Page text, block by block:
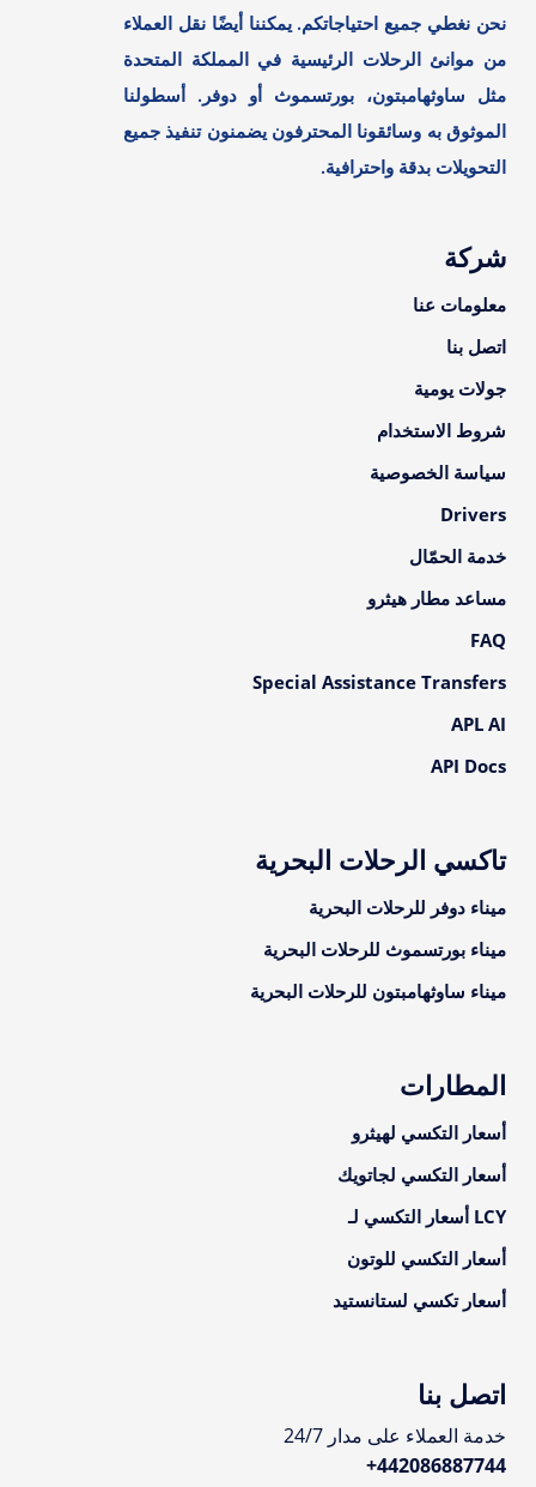
نحن نغطي جميع احتياجاتكم. يمكننا أيضًا نقل العملاء
من موانئ الرحلات الرئيسية في المملكة المتحدة
مثل ساوثهامبتون، بورتسموث أو دوفر. أسطولنا
الموثوق به وسائقونا المحترفون يضمنون تنفيذ جميع
التحويلات بدقة واحترافية.
شركة
معلومات عنا
اتصل بنا
جولات يومية
شروط الاستخدام
سياسة الخصوصية
Drivers
خدمة الحمّال
مساعد مطار هيثرو
FAQ
Special Assistance Transfers
APL AI
API Docs
تاكسي الرحلات البحرية
ميناء دوفر للرحلات البحرية
ميناء بورتسموث للرحلات البحرية
ميناء ساوثهامبتون للرحلات البحرية
المطارات
أسعار التكسي لهيثرو
أسعار التكسي لجاتويك
LCY أسعار التكسي لـ
أسعار التكسي للوتون
أسعار تكسي لستانستيد
اتصل بنا
خدمة العملاء على مدار 24/7
+442086887744